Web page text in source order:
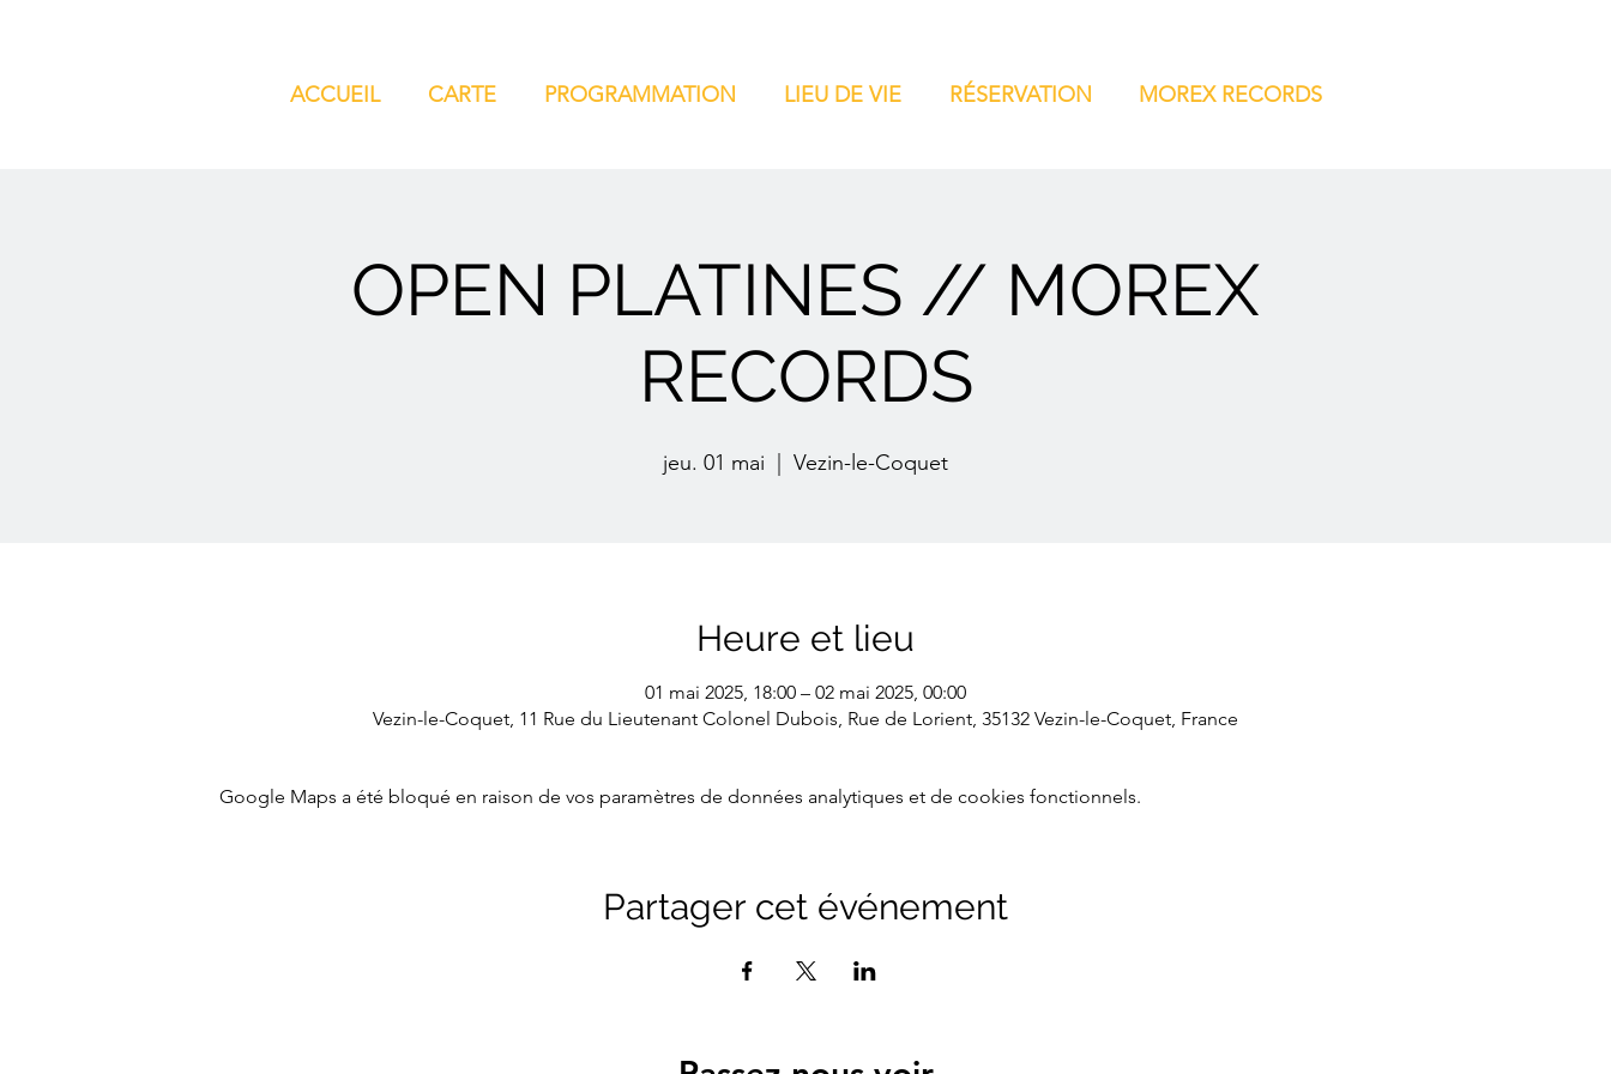
ACCUEIL CARTE PROGRAMMATION LIEU DE VIE RÉSERVATION MOREX RECORDS
OPEN PLATINES // MOREX
RECORDS
jeu. 01 mai Vezin-le-Coquet
Heure et lieu
01 mai 2025, 18:00 – 02 mai 2025, 00:00
Vezin-le-Coquet, 11 Rue du Lieutenant Colonel Dubois, Rue de Lorient, 35132 Vezin-le-Coquet, France
Google Maps a été bloqué en raison de vos paramètres de données analytiques et de cookies fonctionnels.
Partager cet événement